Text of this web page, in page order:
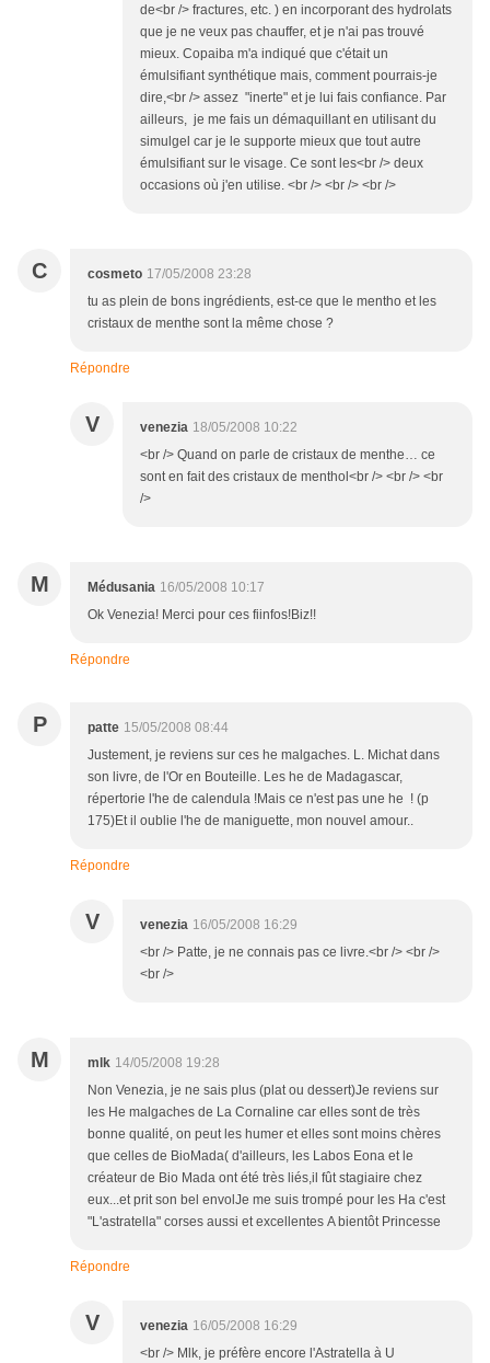
de<br /> fractures, etc. ) en incorporant des hydrolats
que je ne veux pas chauffer, et je n'ai pas trouvé
mieux. Copaiba m'a indiqué que c'était un
émulsifiant synthétique mais, comment pourrais-je
dire,<br /> assez "inerte" et je lui fais confiance. Par
ailleurs, je me fais un démaquillant en utilisant du
simulgel car je le supporte mieux que tout autre
émulsifiant sur le visage. Ce sont les<br /> deux
occasions où j'en utilise. <br /> <br /> <br />
C cosmeto 17/05/2008 23:28
tu as plein de bons ingrédients, est-ce que le mentho et les
cristaux de menthe sont la même chose ?
Répondre
V venezia 18/05/2008 10:22
<br /> Quand on parle de cristaux de menthe… ce
sont en fait des cristaux de menthol<br /> <br /> <br
/>
M Médusania 16/05/2008 10:17
Ok Venezia! Merci pour ces fiinfos!Biz!!
Répondre
P patte 15/05/2008 08:44
Justement, je reviens sur ces he malgaches. L. Michat dans
son livre, de l'Or en Bouteille. Les he de Madagascar,
répertorie l'he de calendula !Mais ce n'est pas une he ! (p
175)Et il oublie l'he de maniguette, mon nouvel amour..
Répondre
V venezia 16/05/2008 16:29
<br /> Patte, je ne connais pas ce livre.<br /> <br />
<br />
M mlk 14/05/2008 19:28
Non Venezia, je ne sais plus (plat ou dessert)Je reviens sur
les He malgaches de La Cornaline car elles sont de très
bonne qualité, on peut les humer et elles sont moins chères
que celles de BioMada( d'ailleurs, les Labos Eona et le
créateur de Bio Mada ont été très liés,il fût stagiaire chez
eux...et prit son bel envolJe me suis trompé pour les Ha c'est
"L'astratella" corses aussi et excellentes A bientôt Princesse
Répondre
V venezia 16/05/2008 16:29
<br /> Mlk, je préfère encore l'Astratella à U